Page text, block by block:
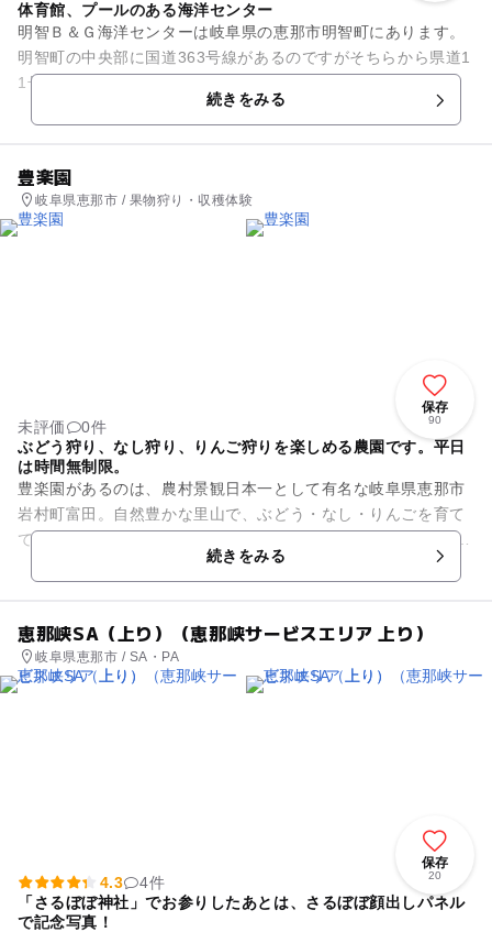
体育館、プールのある海洋センター
明智Ｂ＆Ｇ海洋センターは岐阜県の恵那市明智町にあります。
明智町の中央部に国道363号線があるのですがそちらから県道1
1号線へ入ったところに位置しております。体育館やプール、
また周辺にはグランドや...続きをみる
豊楽園
岐阜県恵那市 / 果物狩り・収穫体験
保存
90
未評価
0件
ぶどう狩り、なし狩り、りんご狩りを楽しめる農園です。平日
は時間無制限。
豊楽園があるのは、農村景観日本一として有名な岐阜県恵那市
岩村町富田。自然豊かな里山で、ぶどう・なし・りんごを育て
ています。 豊楽園（第２農場）ではくだもの狩りを楽しめま
す。ぶどう狩り9月上旬～...続きをみる
恵那峡SA（上り）（恵那峡サービスエリア 上り）
岐阜県恵那市 / SA・PA
保存
20
4.3
4件
「さるぼぼ神社」でお参りしたあとは、さるぼぼ顔出しパネル
で記念写真！